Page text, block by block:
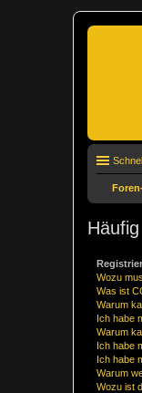
Wozu
Was ist
Warum
Ich habe
Warum
Ich habe
Ich habe
Warum
Wozu ist